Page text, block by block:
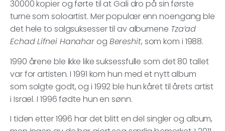
30000 kopier og førte til at Gali dro på sin første
turne som soloartist. Mer populær enn noengang ble
det hele to salgsuksesser til av albumene Tza’ad
Echad Lifnei Hanahar og Bereshit, som kom i 1988.
1990 årene ble ikke like suksessfulle som det 80 tallet
var for artisten. I 1991 kom hun med et nytt album
som solgte godt, og i 1992 ble hun kåret til årets artist
i Israel. I 1996 fødte hun en sønn.
I tiden etter 1996 har det blitt en del singler og album,